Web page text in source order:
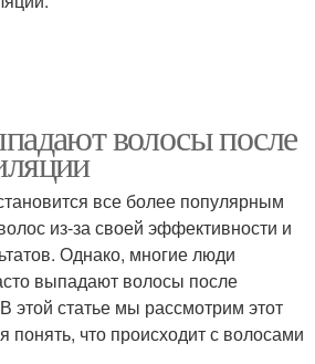
волосы после
все более популярным
из-за своей эффективности и
Однако, многие люди
выпадают волосы после
этой статье мы рассмотрим этот
понять, что происходит с волосами